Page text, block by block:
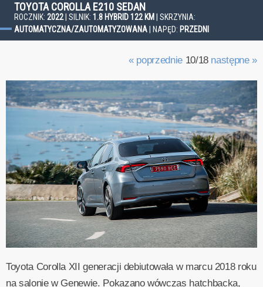
TOYOTA COROLLA E210 SEDAN
ROCZNIK: 2022| SILNIK: 1.8 HYBRID 122 KM
| SKRZYNIA:
AUTOMATYCZNA/ZAUTOMATYZOWANA | NAPĘD: PRZEDNI
« poprzednie10/18 następne »
Toyota Corolla XII generacji debiutowała w marcu 2018 roku
na salonie w Genewie. Pokazano wówczas hatchbacka,